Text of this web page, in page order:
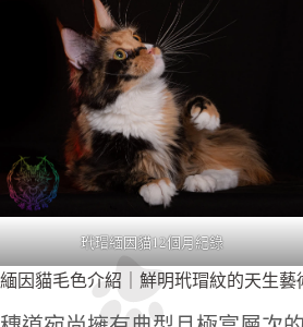
玳瑁緬因貓12個月紀錄
緬因貓毛色介紹｜鮮明玳瑁紋的天生藝